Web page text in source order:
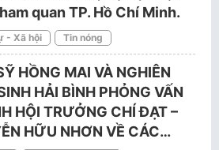
quan TP. Hồ Chí Minh.
- Xã hội Tin nóng
HỒNG MAI VÀ NGHIÊN
HẢI BÌNH PHỎNG VẤN
HỘI TRƯỞNG CHÍ ĐẠT –
HỮU NHƠN VỀ CÁC…